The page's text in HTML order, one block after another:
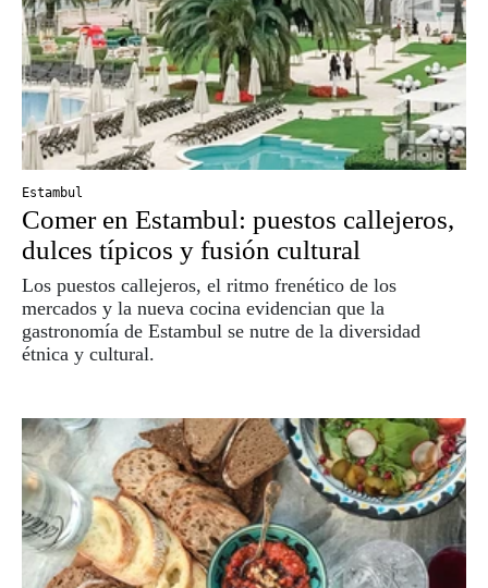
Estambul
Comer en Estambul: puestos callejeros,
dulces típicos y fusión cultural
Los puestos callejeros, el ritmo frenético de los
mercados y la nueva cocina evidencian que la
gastronomía de Estambul se nutre de la diversidad
étnica y cultural.